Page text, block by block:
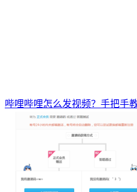
哔哩哔哩怎么发视频？手把手